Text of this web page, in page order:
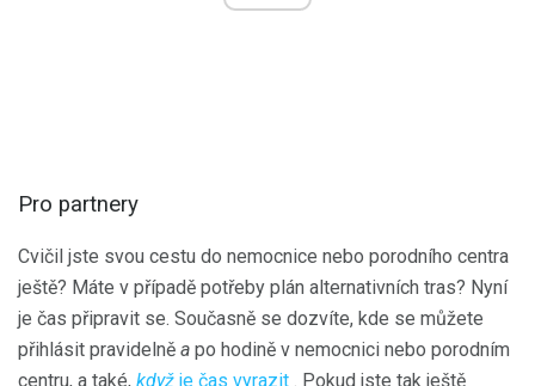
Pro partnery
Cvičil jste svou cestu do nemocnice nebo porodního centra
ještě? Máte v případě potřeby plán alternativních tras? Nyní
je čas připravit se. Současně se dozvíte, kde se můžete
přihlásit pravidelně a po hodině v nemocnici nebo porodním
centru, a také, když je čas vyrazit . Pokud jste tak ještě